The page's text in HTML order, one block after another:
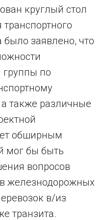
круглый стол
было заявлено, что
группы по
также различные
обширным
мог бы быть
вопросов
железнодорожных
в/из
транзита.